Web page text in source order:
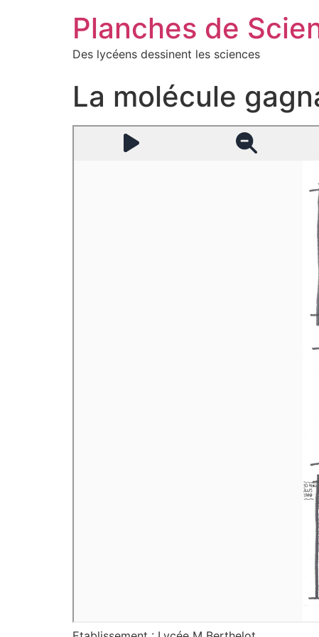
Planches de
Des lycéens dessinent les sciences
La molécule